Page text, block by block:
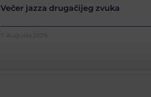
Večer jazza drugačijeg zvuka
7. Augusta 2026.